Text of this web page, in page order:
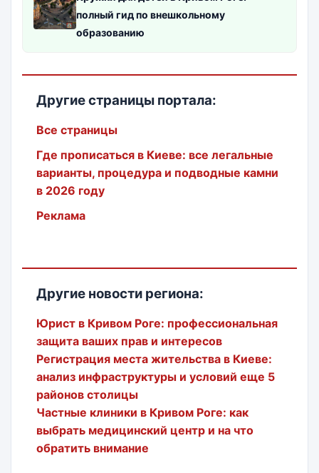
полный гид по внешкольному
образованию
Другие страницы портала:
Все страницы
Где прописаться в Киеве: все легальные
варианты, процедура и подводные камни
в 2026 году
Реклама
Другие новости региона:
Юрист в Кривом Роге: профессиональная
защита ваших прав и интересов
Регистрация места жительства в Киеве:
анализ инфраструктуры и условий еще 5
районов столицы
Частные клиники в Кривом Роге: как
выбрать медицинский центр и на что
обратить внимание